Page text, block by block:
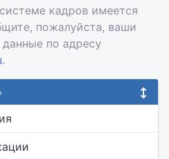
кадров имеется
пожалуйста, ваши
по адресу
.